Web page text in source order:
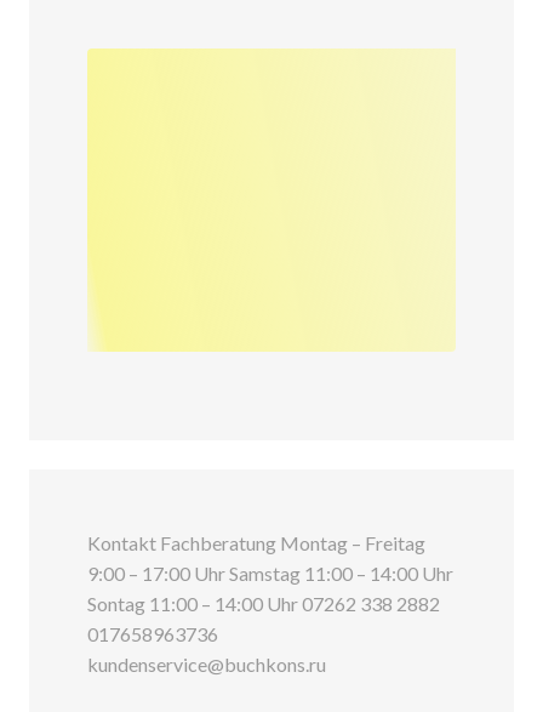
Kontakt Fachberatung Montag – Freitag
9:00 – 17:00 Uhr Samstag 11:00 – 14:00 Uhr
Sontag 11:00 – 14:00 Uhr 07262 338 2882
017658963736
kundenservice@buchkons.ru